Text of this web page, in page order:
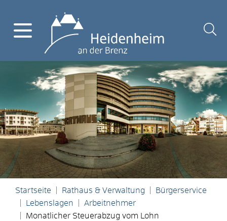
Startseite Rathaus & Verwaltung
Bürgerservice
Lebenslagen
Arbeitnehmer
Monatlicher Steuerabzug vom Lohn